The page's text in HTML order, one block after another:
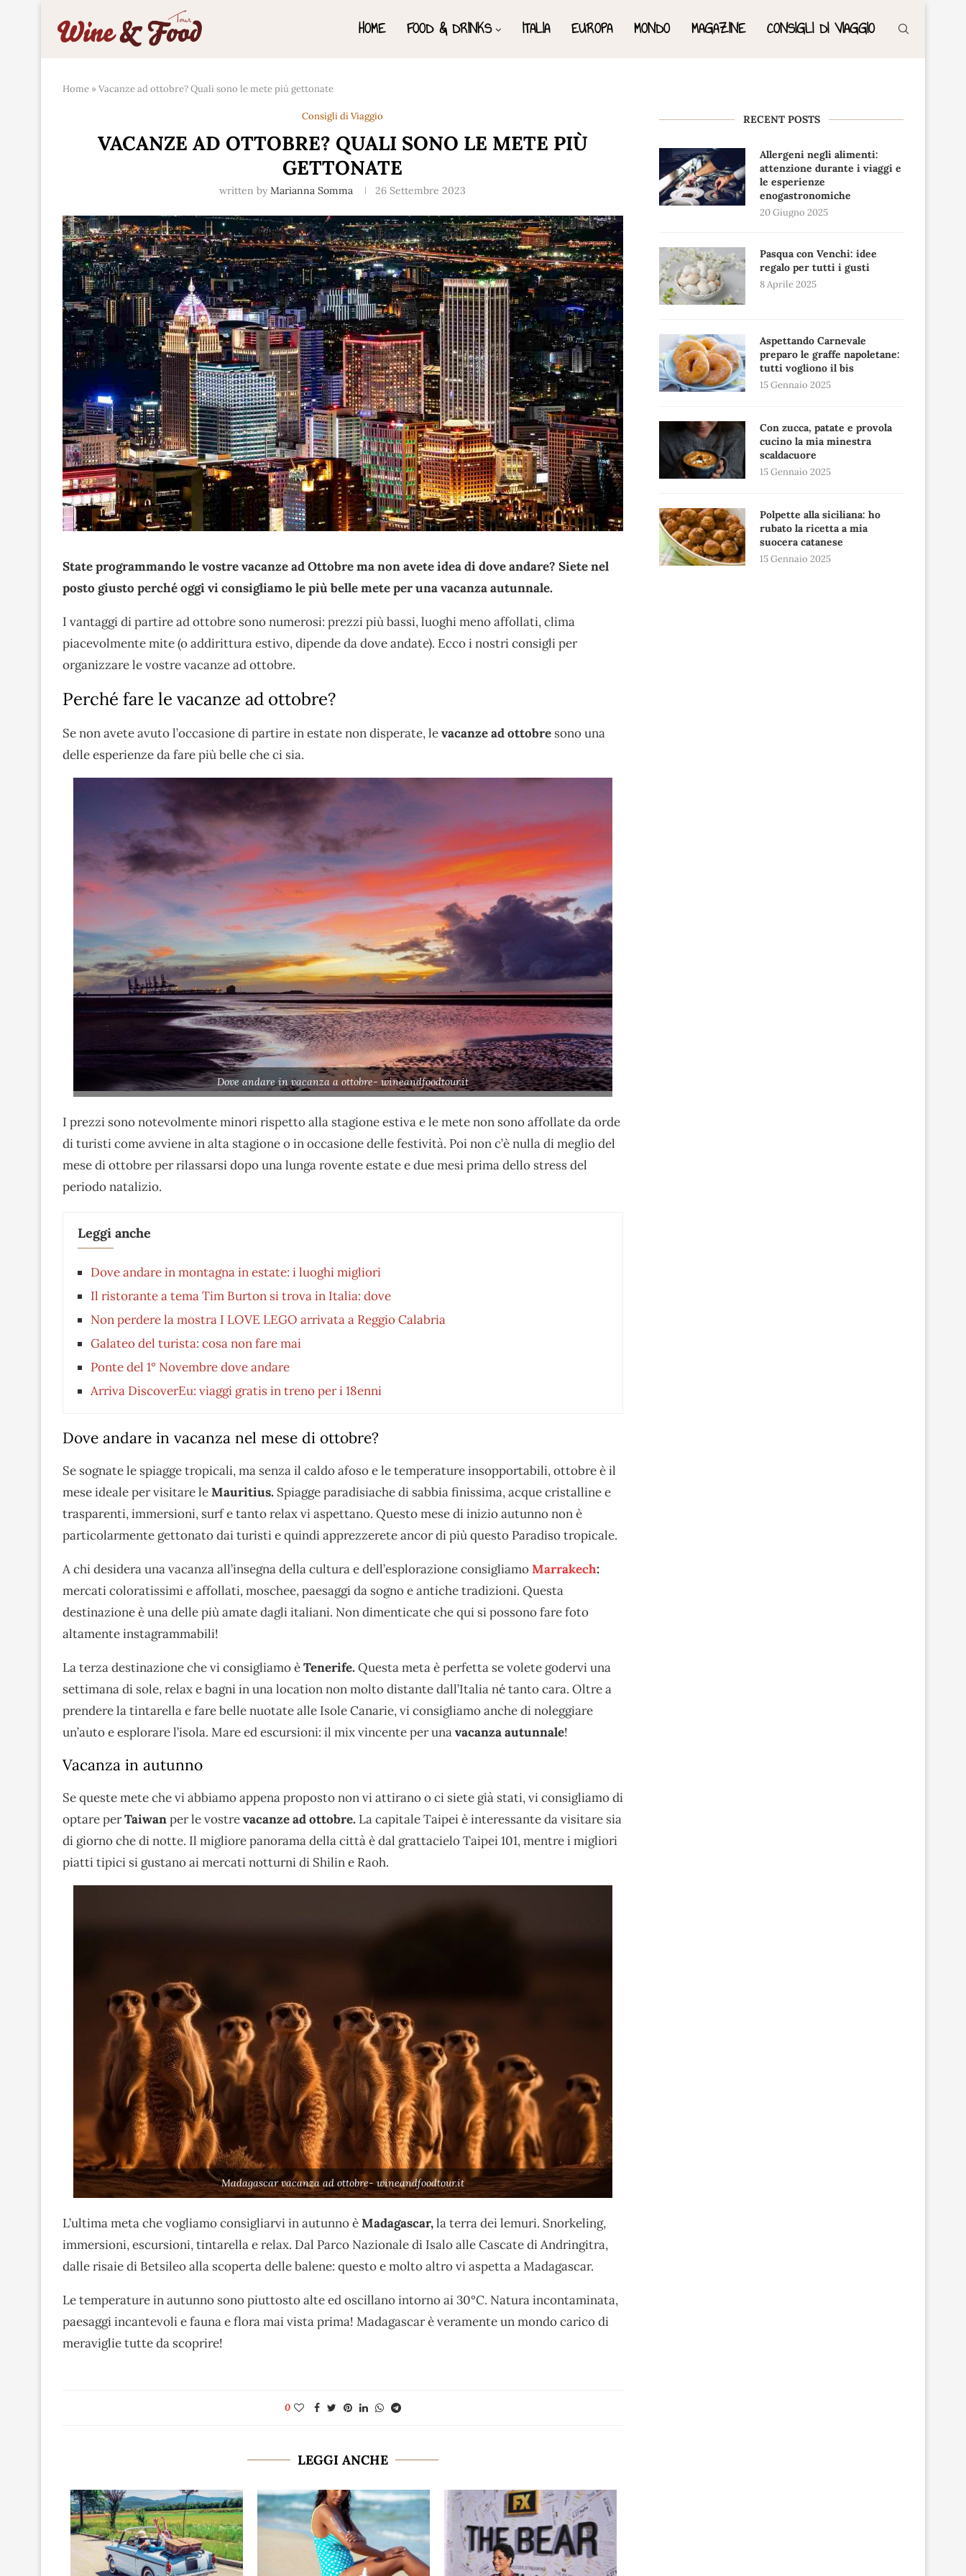
HOME FOOD & DRINKS ITALIA EUROPA MONDO MAGAZINE CONSIGLI DI VIAGGIO
Home »Vacanze ad ottobre? Quali sono le mete più gettonate
Consigli di Viaggio
VACANZE AD OTTOBRE? QUALI SONO LE METE PIÙ
GETTONATE
written byMarianna Somma 26 Settembre 2023
State programmando le vostre vacanze ad Ottobre ma non avete idea di dove andare? Siete nel
posto giusto perché oggi vi consigliamo le più belle mete per una vacanza autunnale.
I vantaggi di partire ad ottobre sono numerosi: prezzi più bassi, luoghi meno affollati, clima
piacevolmente mite (o addirittura estivo, dipende da dove andate). Ecco i nostri consigli per
organizzare le vostre vacanze ad ottobre.
Perché fare le vacanze ad ottobre?
Se non avete avuto l’occasione di partire in estate non disperate, levacanze ad ottobre sono una
delle esperienze da fare più belle che ci sia.
Dove andare in vacanza a ottobre- wineandfoodtour.it
I prezzi sono notevolmente minori rispetto alla stagione estiva e le mete non sono affollate da orde
di turisti come avviene in alta stagione o in occasione delle festività. Poi non c’è nulla di meglio del
mese di ottobre per rilassarsi dopo una lunga rovente estate e due mesi prima dello stress del
periodo natalizio.
Leggi anche
Dove andare in montagna in estate: i luoghi migliori
Il ristorante a tema Tim Burton si trova in Italia: dove
Non perdere la mostra I LOVE LEGO arrivata a Reggio Calabria
Galateo del turista: cosa non fare mai
Ponte del 1° Novembre dove andare
Arriva DiscoverEu: viaggi gratis in treno per i 18enni
Dove andare in vacanza nel mese di ottobre?
Se sognate le spiagge tropicali, ma senza il caldo afoso e le temperature insopportabili, ottobre è il
mese ideale per visitare leMauritius. Spiagge paradisiache di sabbia finissima, acque cristalline e
trasparenti, immersioni, surf e tanto relax vi aspettano. Questo mese di inizio autunno non è
particolarmente gettonato dai turisti e quindi apprezzerete ancor di più questo Paradiso tropicale.
A chi desidera una vacanza all’insegna della cultura e dell’esplorazione consigliamoMarrakech:
mercati coloratissimi e affollati, moschee, paesaggi da sogno e antiche tradizioni. Questa
destinazione è una delle più amate dagli italiani. Non dimenticate che qui si possono fare foto
altamente instagrammabili!
La terza destinazione che vi consigliamo èTenerife. Questa meta è perfetta se volete godervi una
settimana di sole, relax e bagni in una location non molto distante dall’Italia né tanto cara. Oltre a
prendere la tintarella e fare belle nuotate alle Isole Canarie, vi consigliamo anche di noleggiare
un’auto e esplorare l’isola. Mare ed escursioni: il mix vincente per unavacanza autunnale!
Vacanza in autunno
Se queste mete che vi abbiamo appena proposto non vi attirano o ci siete già stati, vi consigliamo di
optare perTaiwanper le vostrevacanze ad ottobre. La capitale Taipei è interessante da visitare sia
di giorno che di notte. Il migliore panorama della città è dal grattacielo Taipei 101, mentre i migliori
piatti tipici si gustano ai mercati notturni di Shilin e Raoh.
Madagascar vacanza ad ottobre- wineandfoodtour.it
L’ultima meta che vogliamo consigliarvi in autunno èMadagascar,la terra dei lemuri. Snorkeling,
immersioni, escursioni, tintarella e relax. Dal Parco Nazionale di Isalo alle Cascate di Andringitra,
dalle risaie di Betsileo alla scoperta delle balene: questo e molto altro vi aspetta a Madagascar.
Le temperature in autunno sono piuttosto alte ed oscillano intorno ai 30°C. Natura incontaminata,
paesaggi incantevoli e fauna e flora mai vista prima! Madagascar è veramente un mondo carico di
meraviglie tutte da scoprire!
0
LEGGI ANCHE
RECENT POSTS
Allergeni negli alimenti:
attenzione durante i viaggi e
le esperienze
enogastronomiche
20 Giugno 2025
Pasqua con Venchi: idee
regalo per tutti i gusti
8 Aprile 2025
Aspettando Carnevale
preparo le graffe napoletane:
tutti vogliono il bis
15 Gennaio 2025
Con zucca, patate e provola
cucino la mia minestra
scaldacuore
15 Gennaio 2025
Polpette alla siciliana: ho
rubato la ricetta a mia
suocera catanese
15 Gennaio 2025